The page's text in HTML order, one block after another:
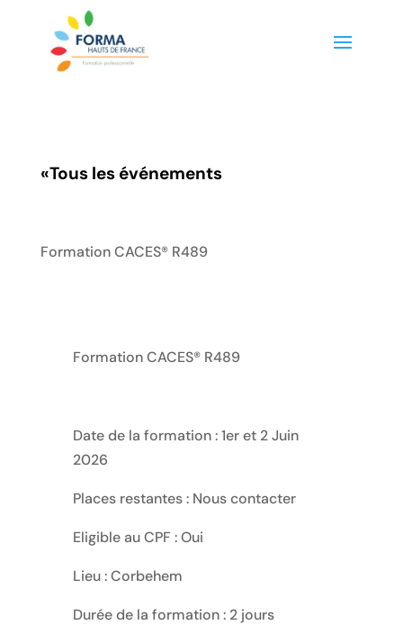
«Tous les événements
Formation CACES® R489
Formation CACES® R489
Date de la formation : 1er et 2 Juin
2026
Places restantes : Nous contacter
Eligible au CPF : Oui
Lieu : Corbehem
Durée de la formation : 2 jours